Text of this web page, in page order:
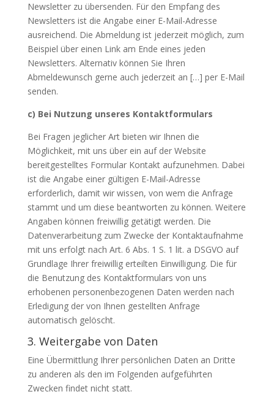
Newsletter zu übersenden. Für den Empfang des
Newsletters ist die Angabe einer E-Mail-Adresse
ausreichend. Die Abmeldung ist jederzeit möglich, zum
Beispiel über einen Link am Ende eines jeden
Newsletters. Alternativ können Sie Ihren
Abmeldewunsch gerne auch jederzeit an […] per E-Mail
senden.
c) Bei Nutzung unseres Kontaktformulars
Bei Fragen jeglicher Art bieten wir Ihnen die
Möglichkeit, mit uns über ein auf der Website
bereitgestelltes Formular Kontakt aufzunehmen. Dabei
ist die Angabe einer gültigen E-Mail-Adresse
erforderlich, damit wir wissen, von wem die Anfrage
stammt und um diese beantworten zu können. Weitere
Angaben können freiwillig getätigt werden. Die
Datenverarbeitung zum Zwecke der Kontaktaufnahme
mit uns erfolgt nach Art. 6 Abs. 1 S. 1 lit. a DSGVO auf
Grundlage Ihrer freiwillig erteilten Einwilligung. Die für
die Benutzung des Kontaktformulars von uns
erhobenen personenbezogenen Daten werden nach
Erledigung der von Ihnen gestellten Anfrage
automatisch gelöscht.
3. Weitergabe von Daten
Eine Übermittlung Ihrer persönlichen Daten an Dritte
zu anderen als den im Folgenden aufgeführten
Zwecken findet nicht statt.